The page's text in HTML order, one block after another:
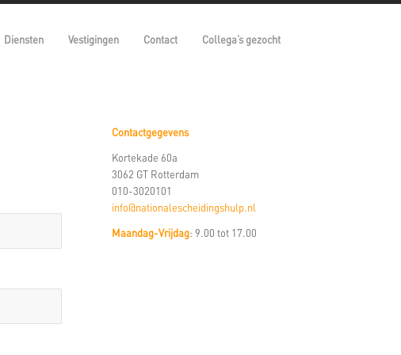
Diensten Vestigingen Contact Collega’s gezocht
Contactgegevens
Kortekade 60a
3062 GT Rotterdam
010-3020101
info@nationalescheidingshulp.nl
Maandag-Vrijdag: 9.00 tot 17.00